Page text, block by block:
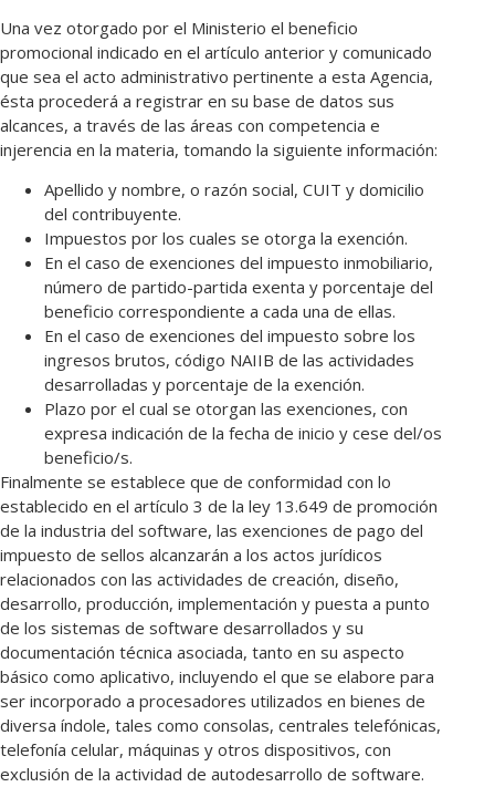
Una vez otorgado por el Ministerio el beneficio
promocional indicado en el artículo anterior y comunicado
que sea el acto administrativo pertinente a esta Agencia,
ésta procederá a registrar en su base de datos sus
alcances, a través de las áreas con competencia e
injerencia en la materia, tomando la siguiente información:
Apellido y nombre, o razón social, CUIT y domicilio
del contribuyente.
Impuestos por los cuales se otorga la exención.
En el caso de exenciones del impuesto inmobiliario,
número de partido-partida exenta y porcentaje del
beneficio correspondiente a cada una de ellas.
En el caso de exenciones del impuesto sobre los
ingresos brutos, código NAIIB de las actividades
desarrolladas y porcentaje de la exención.
Plazo por el cual se otorgan las exenciones, con
expresa indicación de la fecha de inicio y cese del/os
beneficio/s.
Finalmente se establece que de conformidad con lo
establecido en el artículo 3 de la ley 13.649 de promoción
de la industria del software, las exenciones de pago del
impuesto de sellos alcanzarán a los actos jurídicos
relacionados con las actividades de creación, diseño,
desarrollo, producción, implementación y puesta a punto
de los sistemas de software desarrollados y su
documentación técnica asociada, tanto en su aspecto
básico como aplicativo, incluyendo el que se elabore para
ser incorporado a procesadores utilizados en bienes de
diversa índole, tales como consolas, centrales telefónicas,
telefonía celular, máquinas y otros dispositivos, con
exclusión de la actividad de autodesarrollo de software.